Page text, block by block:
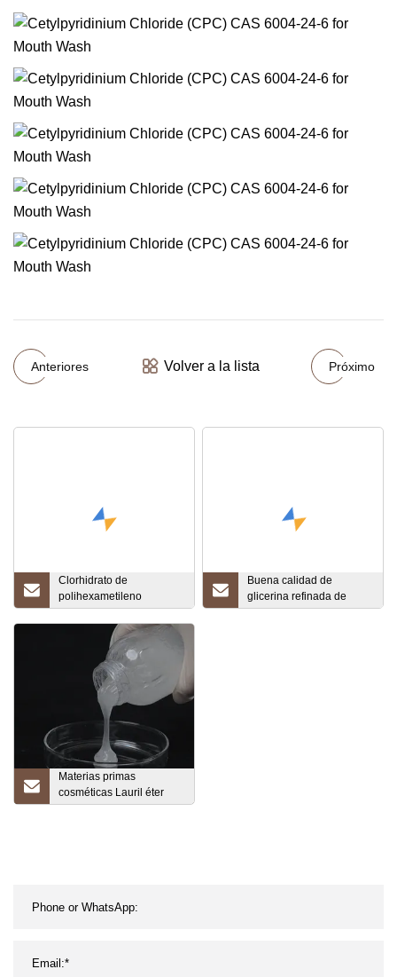
Anteriores Volver a la lista Próximo
Clorhidrato de
polihexametileno
guanidina Phmg CAS
57028-96-3 Phmc Phmg
con entrega segura EE.
UU. Canadá México
Buena calidad de
glicerina refinada de
pureza del 99,5 % de
Materias primas
cosméticas Lauril éter
sulfato de sodio AES